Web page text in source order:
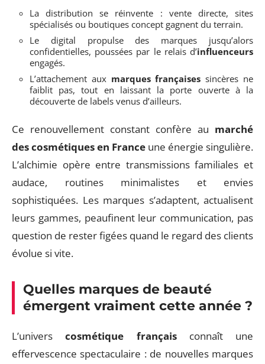
La distribution se réinvente : vente directe, sites
spécialisés ou boutiques concept gagnent du terrain.
Le digital propulse des marques jusqu’alors
confidentielles, poussées par le relais d’influenceurs
engagés.
L’attachement aux marques françaises sincères ne
faiblit pas, tout en laissant la porte ouverte à la
découverte de labels venus d’ailleurs.
Ce renouvellement constant confère au marché
des cosmétiques en France une énergie singulière.
L’alchimie opère entre transmissions familiales et
audace, routines minimalistes et envies
sophistiquées. Les marques s’adaptent, actualisent
leurs gammes, peaufinent leur communication, pas
question de rester figées quand le regard des clients
évolue si vite.
Quelles marques de beauté
émergent vraiment cette année ?
L’universcosmétique françaisconnaît une
effervescence spectaculaire : de nouvelles marques